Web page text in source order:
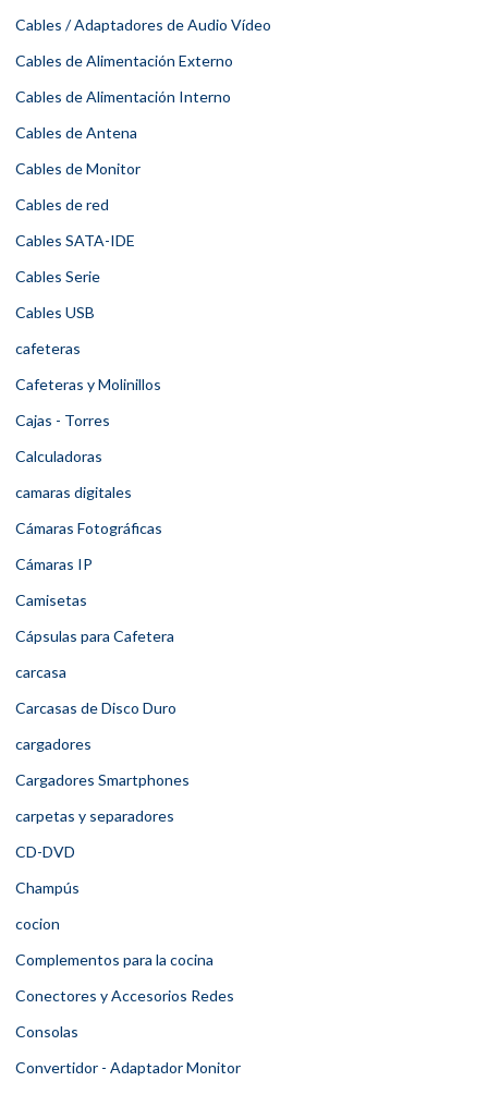
Cables / Adaptadores de Audio Vídeo
Cables de Alimentación Externo
Cables de Alimentación Interno
Cables de Antena
Cables de Monitor
Cables de red
Cables SATA-IDE
Cables Serie
Cables USB
cafeteras
Cafeteras y Molinillos
Cajas - Torres
Calculadoras
camaras digitales
Cámaras Fotográficas
Cámaras IP
Camisetas
Cápsulas para Cafetera
carcasa
Carcasas de Disco Duro
cargadores
Cargadores Smartphones
carpetas y separadores
CD-DVD
Champús
cocion
Complementos para la cocina
Conectores y Accesorios Redes
Consolas
Convertidor - Adaptador Monitor